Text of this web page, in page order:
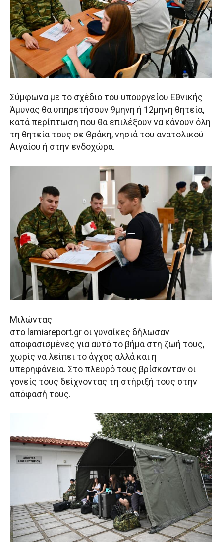
Σύμφωνα με το σχέδιο του υπουργείου Εθνικής
Άμυνας θα υπηρετήσουν 9μηνη ή 12μηνη θητεία,
κατά περίπτωση που θα επιλέξουν να κάνουν όλη
τη θητεία τους σε Θράκη, νησιά του ανατολικού
Αιγαίου ή στην ενδοχώρα.
Μιλώντας
στο lamiareport.gr οι γυναίκες δήλωσαν
αποφασισμένες για αυτό το βήμα στη ζωή τους,
χωρίς να λείπει το άγχος αλλά και η
υπερηφάνεια. Στο πλευρό τους βρίσκονταν οι
γονείς τους δείχνοντας τη στήριξή τους στην
απόφασή τους.